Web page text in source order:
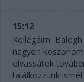
15:12
Kollégáim,
nagyon
olvassátok
találkozzunk